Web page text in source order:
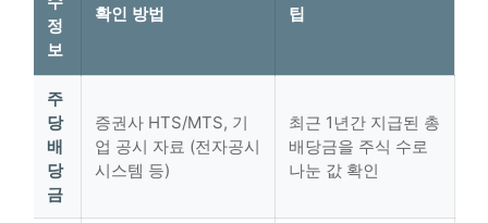
정
보
확인 방법 팁
주
당
배
당
금
증권사 HTS/MTS, 기
업 공시 자료 (전자공시
시스템 등)
최근 1년간 지급된 총
배당금을 주식 수로
나눈 값 확인